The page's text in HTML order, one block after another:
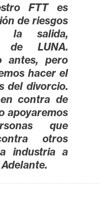
FTT es
de riesgos
la salida,
de LUNA.
antes, pero
hacer el
del divorcio.
contra de
apoyaremos
que
otros
industria a